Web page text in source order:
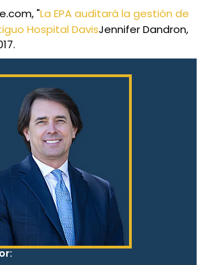
"La EPA auditará la gestión de
Hospital DavisJennifer Dandron,